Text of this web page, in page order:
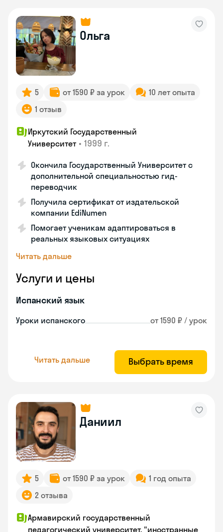
Ольга
5 от 1590 ₽ за урок
10 лет опыта
1 отзыв
Иркутский Государственный
Университет • 1999 г.
Окончила Государственный Университет с
дополнительной специальностью гид-
переводчик
Получила сертификат от издательской
компании EdiNumen
Помогает ученикам адаптироваться в
реальных языковых ситуациях
Читать дальше
Услуги и цены
Испанский язык
Уроки испанского от 1590 ₽ / урок
Читать дальше Выбрать время
Даниил
5 от 1590 ₽ за урок
1 год опыта
2 отзыва
Армавирский государственный
педагогический университет, "иностранные